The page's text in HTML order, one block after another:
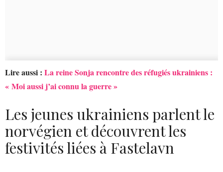
Lire aussi : La reine Sonja rencontre des réfugiés ukrainiens :
« Moi aussi j’ai connu la guerre »
Les jeunes ukrainiens parlent le
norvégien et découvrent les
festivités liées à Fastelavn